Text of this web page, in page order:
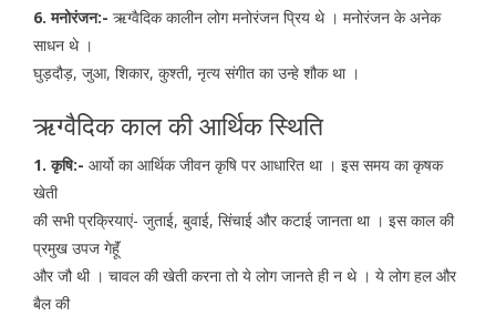
6. मनोरंजन:- ऋग्वैदिक कालीन लोग मनोरंजन प्रिय थे । मनोरंजन के अनेक
साधन थे ।
घुड़दौड़, जुआ, शिकार, कुश्ती, नृत्य संगीत का उन्हे शौक था ।
ऋग्वैदिक काल की आर्थिक स्थिति
1. कृषि:- आर्यो का आर्थिक जीवन कृषि पर आधारित था । इस समय का कृषक
खेती
की सभी प्रक्रियाएं- जुताई, बुवाई, सिंचाई और कटाई जानता था । इस काल की
प्रमुख उपज गेहूॅं
और जौ थी । चावल की खेती करना तो ये लोग जानते ही न थे । ये लोग हल और
बैल की